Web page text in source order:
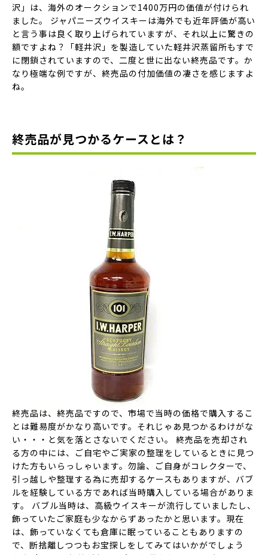
沢」は、海外のオークションで1400万円の価値が付けられ
ました。 ジャパニーズウイスキーは海外でも近年評価が高い
と言う事は良く取り上げられていますが、それ以上に驚きの
額ですよね？「軽井沢」を製造していた軽井沢蒸留所もすで
に閉鎖されていますので、二度と世に出ない終売品です。か
なり極端な例ですが、終売品の付加価値の凄さを感じますよ
ね。
終売品が見つかるケースとは？
終売品は、終売品ですので、市場で当時の価格で購入するこ
とは難易度がかなり高いです。それじゃあ見つかるわけがな
い・・・と気を落とさないでください。 終売品を売却され
る方の中には、ご自宅やご実家の整理をしているときに見つ
けた方もいらっしゃいます。勿論、ご自身がコレクターで、
引っ越しや整理する為に売却するケースもありますが、バブ
ルを経験している方であれば当時購入している場合がありま
す。 バブル当時は、高級ウイスキーが流行していましたし、
飾っていたご家庭も少なからずあったかと思います。現在
は、飾っていなくても倉庫に眠っていることもありますの
で、 断捨離しつつもお宝探し をしてみてはいかがでしょう